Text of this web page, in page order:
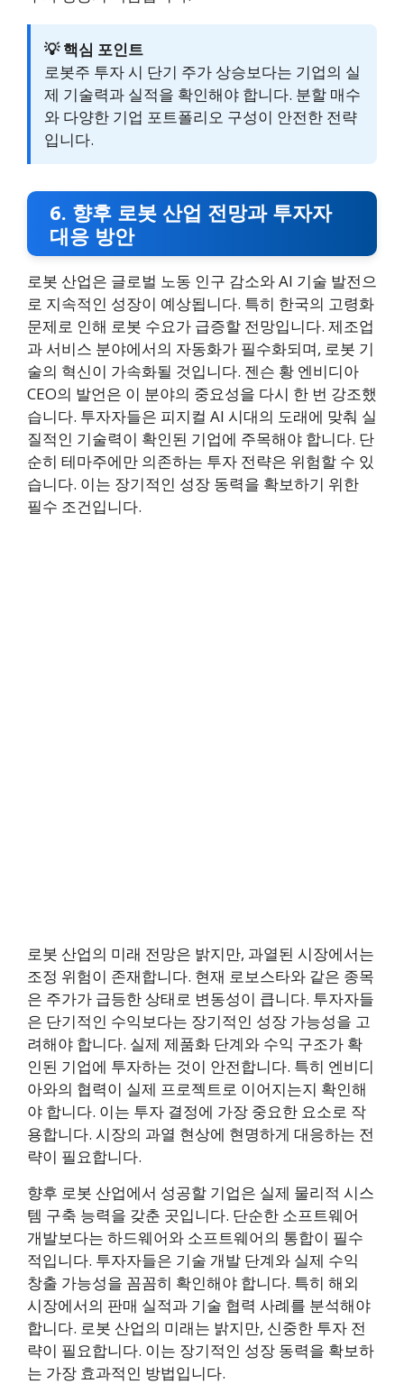
💡 핵심 포인트
로봇주 투자 시 단기 주가 상승보다는 기업의 실
제 기술력과 실적을 확인해야 합니다. 분할 매수
와 다양한 기업 포트폴리오 구성이 안전한 전략
입니다.
6. 향후 로봇 산업 전망과 투자자
대응 방안
로봇 산업은 글로벌 노동 인구 감소와 AI 기술 발전으
로 지속적인 성장이 예상됩니다. 특히 한국의 고령화
문제로 인해 로봇 수요가 급증할 전망입니다. 제조업
과 서비스 분야에서의 자동화가 필수화되며, 로봇 기
술의 혁신이 가속화될 것입니다. 젠슨 황 엔비디아
CEO의 발언은 이 분야의 중요성을 다시 한 번 강조했
습니다. 투자자들은 피지컬 AI 시대의 도래에 맞춰 실
질적인 기술력이 확인된 기업에 주목해야 합니다. 단
순히 테마주에만 의존하는 투자 전략은 위험할 수 있
습니다. 이는 장기적인 성장 동력을 확보하기 위한
필수 조건입니다.
로봇 산업의 미래 전망은 밝지만, 과열된 시장에서는
조정 위험이 존재합니다. 현재 로보스타와 같은 종목
은 주가가 급등한 상태로 변동성이 큽니다. 투자자들
은 단기적인 수익보다는 장기적인 성장 가능성을 고
려해야 합니다. 실제 제품화 단계와 수익 구조가 확
인된 기업에 투자하는 것이 안전합니다. 특히 엔비디
아와의 협력이 실제 프로젝트로 이어지는지 확인해
야 합니다. 이는 투자 결정에 가장 중요한 요소로 작
용합니다. 시장의 과열 현상에 현명하게 대응하는 전
략이 필요합니다.
향후 로봇 산업에서 성공할 기업은 실제 물리적 시스
템 구축 능력을 갖춘 곳입니다. 단순한 소프트웨어
개발보다는 하드웨어와 소프트웨어의 통합이 필수
적입니다. 투자자들은 기술 개발 단계와 실제 수익
창출 가능성을 꼼꼼히 확인해야 합니다. 특히 해외
시장에서의 판매 실적과 기술 협력 사례를 분석해야
합니다. 로봇 산업의 미래는 밝지만, 신중한 투자 전
략이 필요합니다. 이는 장기적인 성장 동력을 확보하
는 가장 효과적인 방법입니다.